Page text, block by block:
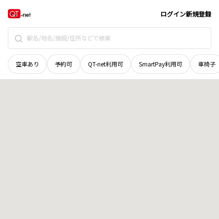
ログイン新規登録
空車あり 予約可 QT-net利用可 SmartPay利用可 車椅子
宮城県